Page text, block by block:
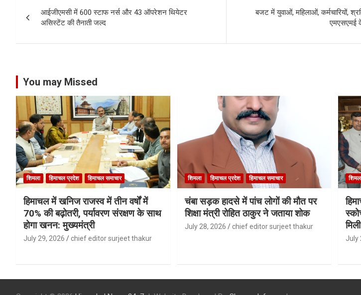
navigation
आईजीएमसी में 600 स्टाफ नर्स और 43 ऑपरेशन थियेटर
असिस्टेंट की तैनाती जल्द
बजट में युवाओं, महिलाओं, कर्मचारियों,
एमएसएमई
You may Missed
शिमला हिमाचल प्रदेश हिमाचल समाचार
हिमाचल में खनिज राजस्व में तीन वर्षों में
70% की बढ़ोतरी, पर्यावरण संरक्षण के साथ
होगा खनन: मुख्यमंत्री
July 29, 2026 chief editor surjeet thakur
शिमला हिमाचल प्रदेश हिमाचल समाचार
चंबा सड़क हादसे में पांच लोगों की मौत पर
शिक्षा मंत्री रोहित ठाकुर ने जताया शोक
July 28, 2026 chief editor surjeet thakur
July